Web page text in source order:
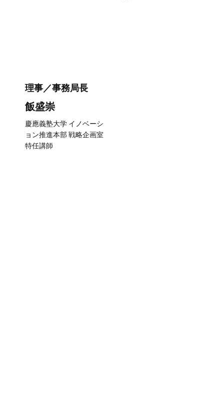
理事／事務局長
飯盛崇
慶應義塾大学 イノベーシ
ョン推進本部 戦略企画室
特任講師